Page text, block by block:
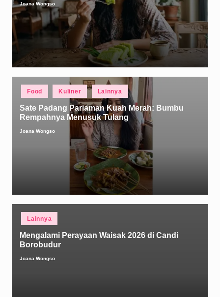
Posted
by
Joana Wongso
Food Kuliner Lainnya
Sate Padang Pariaman Kuah Merah: Bumbu
Rempahnya Menusuk Tulang
Posted
Joana Wongso
Lainnya
Mengalami Perayaan Waisak 2026 di Candi
Borobudur
Posted
Joana Wongso